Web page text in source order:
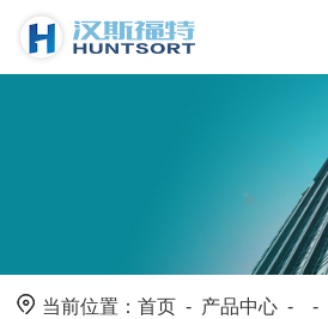
当前位置：首页 - 产品中心 - -